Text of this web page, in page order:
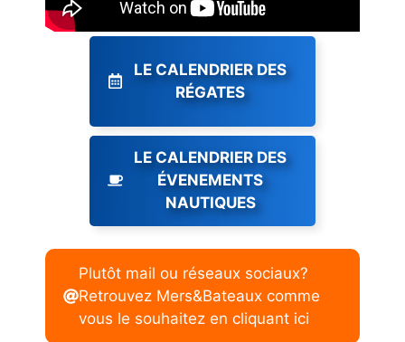
LE CALENDRIER DES
RÉGATES
LE CALENDRIER DES
ÉVENEMENTS
NAUTIQUES
Plutôt mail ou réseaux sociaux?
Retrouvez Mers&Bateaux comme
vous le souhaitez en cliquant ici